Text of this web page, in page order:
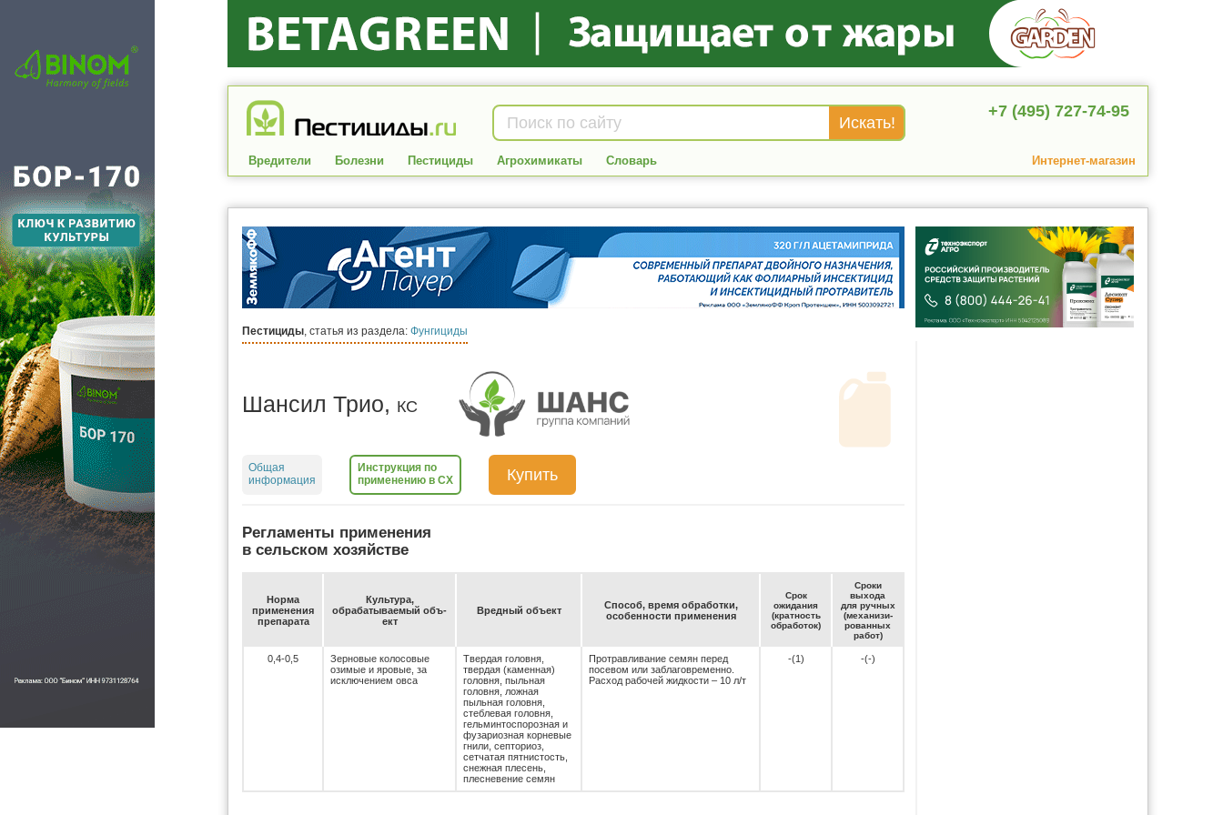
+7 (495) 727-74-95
Вредители Болезни Пестициды Агрохимикаты Словарь Интернет-магазин
Пестициды, статья из раздела: Фунгициды
Шансил Трио, КС
Общая
информация
Инструкция по
применению в СХ
Купить
Регламенты применения
в сельском хозяйстве
Нор­ма
при­ме­не­ния
пре­па­ра­та
Куль­ту­ра,
об­ра­ба­ты­ва­емый объ­
ект
Вред­ный объ­ект
Спо­соб, вре­мя об­ра­бот­ки,
осо­бен­нос­ти при­ме­не­ния
Срок
ожи­да­ния
(крат­ность
об­ра­бо­ток)
Сро­ки
вы­хо­да
для руч­ных
(ме­ха­ни­зи­
ро­ван­ных
ра­бот)
0,4-0,5
Зерновые колосовые
озимые и яровые, за
исключением овса
Твердая головня,
твердая (каменная)
головня, пыльная
головня, ложная
пыльная головня,
стеблевая головня,
гельминтоспорозная и
фузариозная корневые
гнили, септориоз,
сетчатая пятнистость,
снежная плесень,
плесневение семян
Протравливание семян перед
посевом или заблаговременно.
Расход рабочей жидкости – 10 л/т
-(1) -(-)